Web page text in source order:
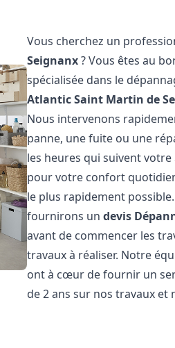
Vous cherchez un
Seignanx? Vous êtes au
spécialisée dans le
AtlanticSaint Martin de
Nous intervenons
panne, une fuite ou une
les heures qui suivent
pour votre confort
le plus rapidement
fournirons undevis
avant de commencer les
travaux à réaliser. Notre
ont à cœur de fournir un
de 2 ans sur nos travaux et